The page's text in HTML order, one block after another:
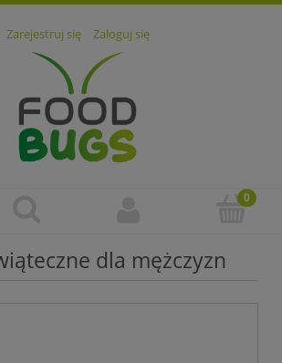
Zarejestruj się Zaloguj się
dla mężczyzn